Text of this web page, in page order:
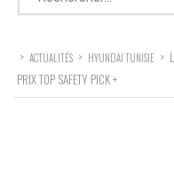
> ACTUALITÉS > HYUNDAI TUNISIE >
PRIX TOP SAFETY PICK +